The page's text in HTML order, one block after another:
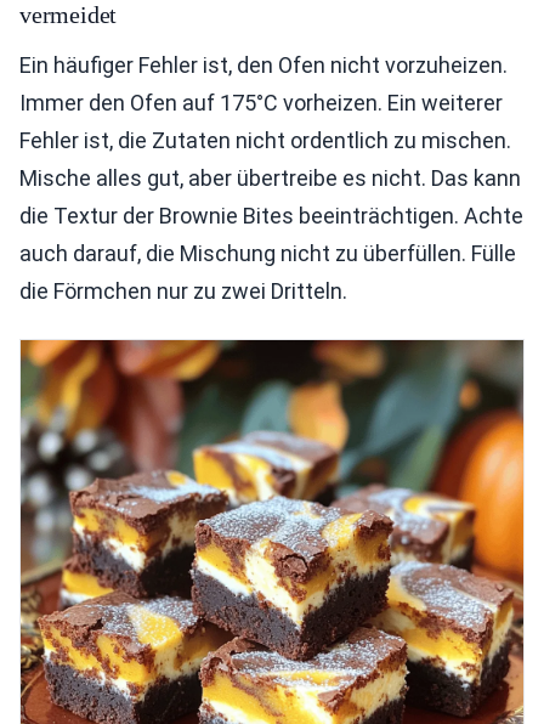
vermeidet
Ein häufiger Fehler ist, den Ofen nicht vorzuheizen.
Immer den Ofen auf 175°C vorheizen. Ein weiterer
Fehler ist, die Zutaten nicht ordentlich zu mischen.
Mische alles gut, aber übertreibe es nicht. Das kann
die Textur der Brownie Bites beeinträchtigen. Achte
auch darauf, die Mischung nicht zu überfüllen. Fülle
die Förmchen nur zu zwei Dritteln.